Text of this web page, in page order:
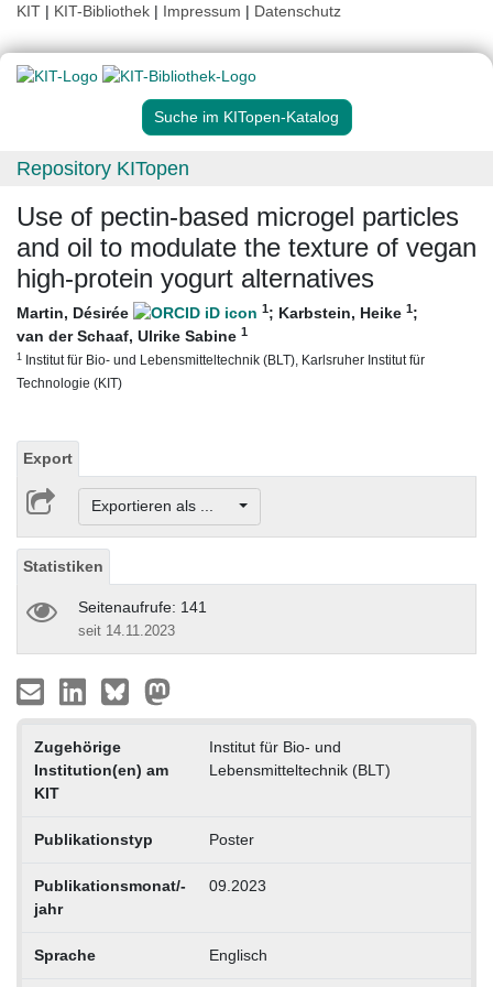
KIT | KIT-Bibliothek | Impressum | Datenschutz
Suche im KITopen-Katalog
Repository KITopen
Use of pectin-based microgel particles
and oil to modulate the texture of vegan
high-protein yogurt alternatives
Martin, Désirée 1; Karbstein, Heike 1;
van der Schaaf, Ulrike Sabine 1
1 Institut für Bio- und Lebensmitteltechnik (BLT), Karlsruher Institut für
Technologie (KIT)
Export
Exportieren als ...
Statistiken
Seitenaufrufe: 141
seit 14.11.2023
Zugehörige
Institution(en) am
KIT
Institut für Bio- und
Lebensmitteltechnik (BLT)
Publikationstyp Poster
Publikationsmonat/-
jahr
09.2023
Sprache Englisch